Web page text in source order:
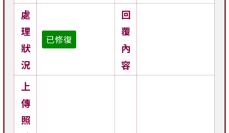
處
理
狀
況
已修復
回
覆
內
容
上
傳
照